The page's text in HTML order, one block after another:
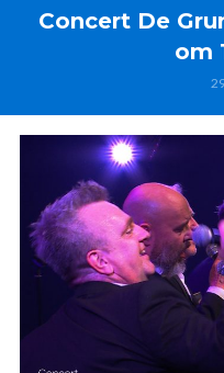
Concert De
om